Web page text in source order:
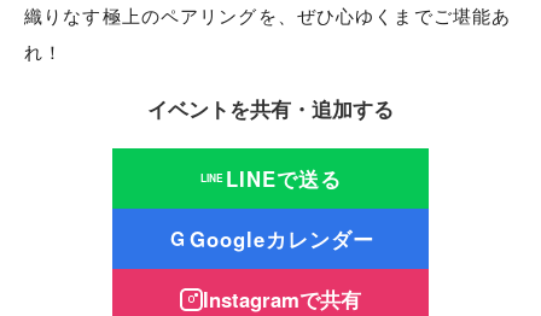
織りなす極上のペアリングを、ぜひ心ゆくまでご堪能あ
れ！
イベントを共有・追加する
LINE LINEで送る
G Googleカレンダー
Instagramで共有